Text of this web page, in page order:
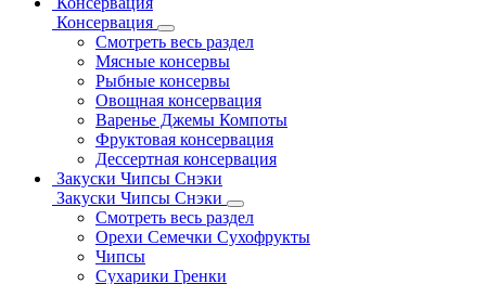
Консервация
Смотреть весь раздел
Мясные консервы
Рыбные консервы
Овощная консервация
Варенье Джемы Компоты
Фруктовая консервация
Дессертная консервация
Закуски Чипсы Снэки
Закуски Чипсы Снэки
Смотреть весь раздел
Орехи Семечки Сухофрукты
Чипсы
Сухарики Гренки